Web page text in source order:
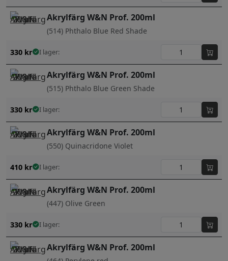
Akrylfärg W&N Prof. 200ml
(514) Phthalo Blue Red Shade
330 kr I lager:
Akrylfärg W&N Prof. 200ml
(515) Phthalo Blue Green Shade
330 kr I lager:
Akrylfärg W&N Prof. 200ml
(550) Quinacridone Violet
410 kr I lager:
Akrylfärg W&N Prof. 200ml
(447) Olive Green
330 kr I lager:
Akrylfärg W&N Prof. 200ml